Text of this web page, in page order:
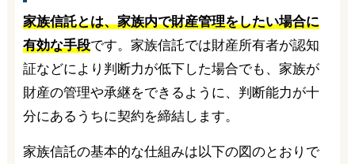
家族信託とは、家族内で財産管理をしたい場合に
有効な手段です。家族信託では財産所有者が認知
証などにより判断力が低下した場合でも、家族が
財産の管理や承継をできるように、判断能力が十
分にあるうちに契約を締結します。
家族信託の基本的な仕組みは以下の図のとおりで